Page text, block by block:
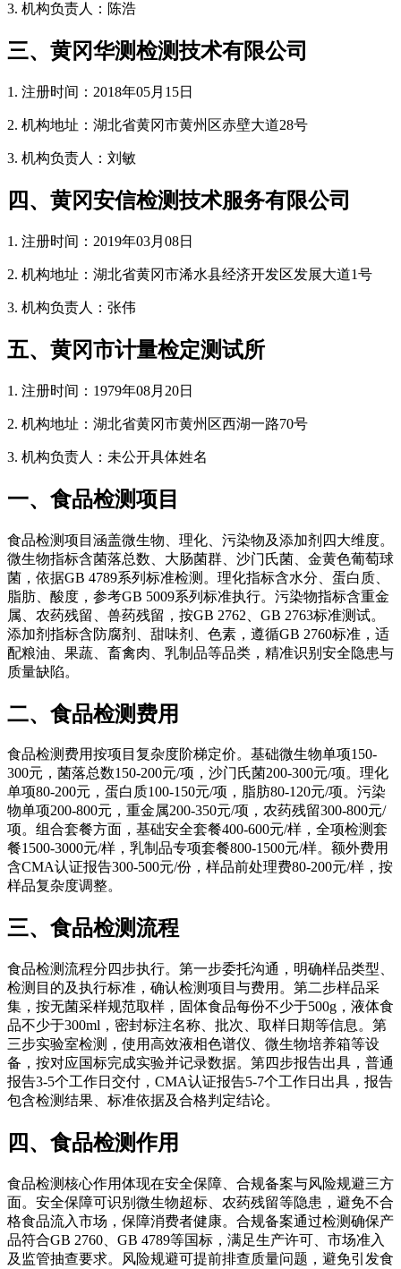
3. 机构负责人：陈浩
三、黄冈华测检测技术有限公司
1. 注册时间：2018年05月15日
2. 机构地址：湖北省黄冈市黄州区赤壁大道28号
3. 机构负责人：刘敏
四、黄冈安信检测技术服务有限公司
1. 注册时间：2019年03月08日
2. 机构地址：湖北省黄冈市浠水县经济开发区发展大道1号
3. 机构负责人：张伟
五、黄冈市计量检定测试所
1. 注册时间：1979年08月20日
2. 机构地址：湖北省黄冈市黄州区西湖一路70号
3. 机构负责人：未公开具体姓名
一、食品检测项目
食品检测项目涵盖微生物、理化、污染物及添加剂四大维度。
微生物指标含菌落总数、大肠菌群、沙门氏菌、金黄色葡萄球
菌，依据GB 4789系列标准检测。理化指标含水分、蛋白质、
脂肪、酸度，参考GB 5009系列标准执行。污染物指标含重金
属、农药残留、兽药残留，按GB 2762、GB 2763标准测试。
添加剂指标含防腐剂、甜味剂、色素，遵循GB 2760标准，适
配粮油、果蔬、畜禽肉、乳制品等品类，精准识别安全隐患与
质量缺陷。
二、食品检测费用
食品检测费用按项目复杂度阶梯定价。基础微生物单项150-
300元，菌落总数150-200元/项，沙门氏菌200-300元/项。理化
单项80-200元，蛋白质100-150元/项，脂肪80-120元/项。污染
物单项200-800元，重金属200-350元/项，农药残留300-800元/
项。组合套餐方面，基础安全套餐400-600元/样，全项检测套
餐1500-3000元/样，乳制品专项套餐800-1500元/样。额外费用
含CMA认证报告300-500元/份，样品前处理费80-200元/样，按
样品复杂度调整。
三、食品检测流程
食品检测流程分四步执行。第一步委托沟通，明确样品类型、
检测目的及执行标准，确认检测项目与费用。第二步样品采
集，按无菌采样规范取样，固体食品每份不少于500g，液体食
品不少于300ml，密封标注名称、批次、取样日期等信息。第
三步实验室检测，使用高效液相色谱仪、微生物培养箱等设
备，按对应国标完成实验并记录数据。第四步报告出具，普通
报告3-5个工作日交付，CMA认证报告5-7个工作日出具，报告
包含检测结果、标准依据及合格判定结论。
四、食品检测作用
食品检测核心作用体现在安全保障、合规备案与风险规避三方
面。安全保障可识别微生物超标、农药残留等隐患，避免不合
格食品流入市场，保障消费者健康。合规备案通过检测确保产
品符合GB 2760、GB 4789等国标，满足生产许可、市场准入
及监管抽查要求。风险规避可提前排查质量问题，避免引发食